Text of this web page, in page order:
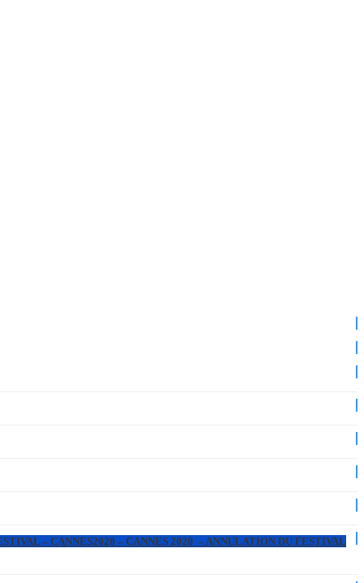
– CANNES2020 – CANNES 2020 – ANNULATION DU FESTIVAL